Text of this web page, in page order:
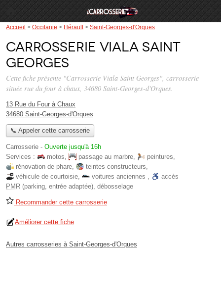
Accueil > Occitanie > Hérault> Saint-Georges-d'Orques
Carrosserie Viala Saint
Georges
Cette fiche présente "Carrosserie Viala Saint Georges", carrosserie
située rue du four à chaux, 34680 Saint-Georges-d'Orques.
13 Rue du Four à Chaux
34680 Saint-Georges-d'Orques
📞 Appeler cette carrosserie
Carrosserie - Ouverte jusqu'à 16h
Services :
motos, passage au marbre, peintures,
rénovation de phare, teintes constructeurs,
véhicule de courtoisie, voitures anciennes ,
accès
PMR (parking, entrée adaptée), débosselage
Recommander cette carrosserie
Améliorer cette fiche
Autres carrosseries à Saint-Georges-d'Orques